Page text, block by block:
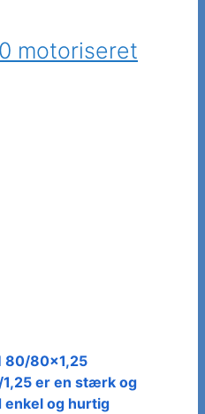
motoriseret
80/80×1,25
er en stærk og
enkel og hurtig